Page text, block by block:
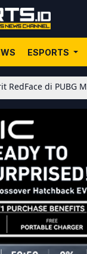
ESPORTS
PUBG MOBILE: